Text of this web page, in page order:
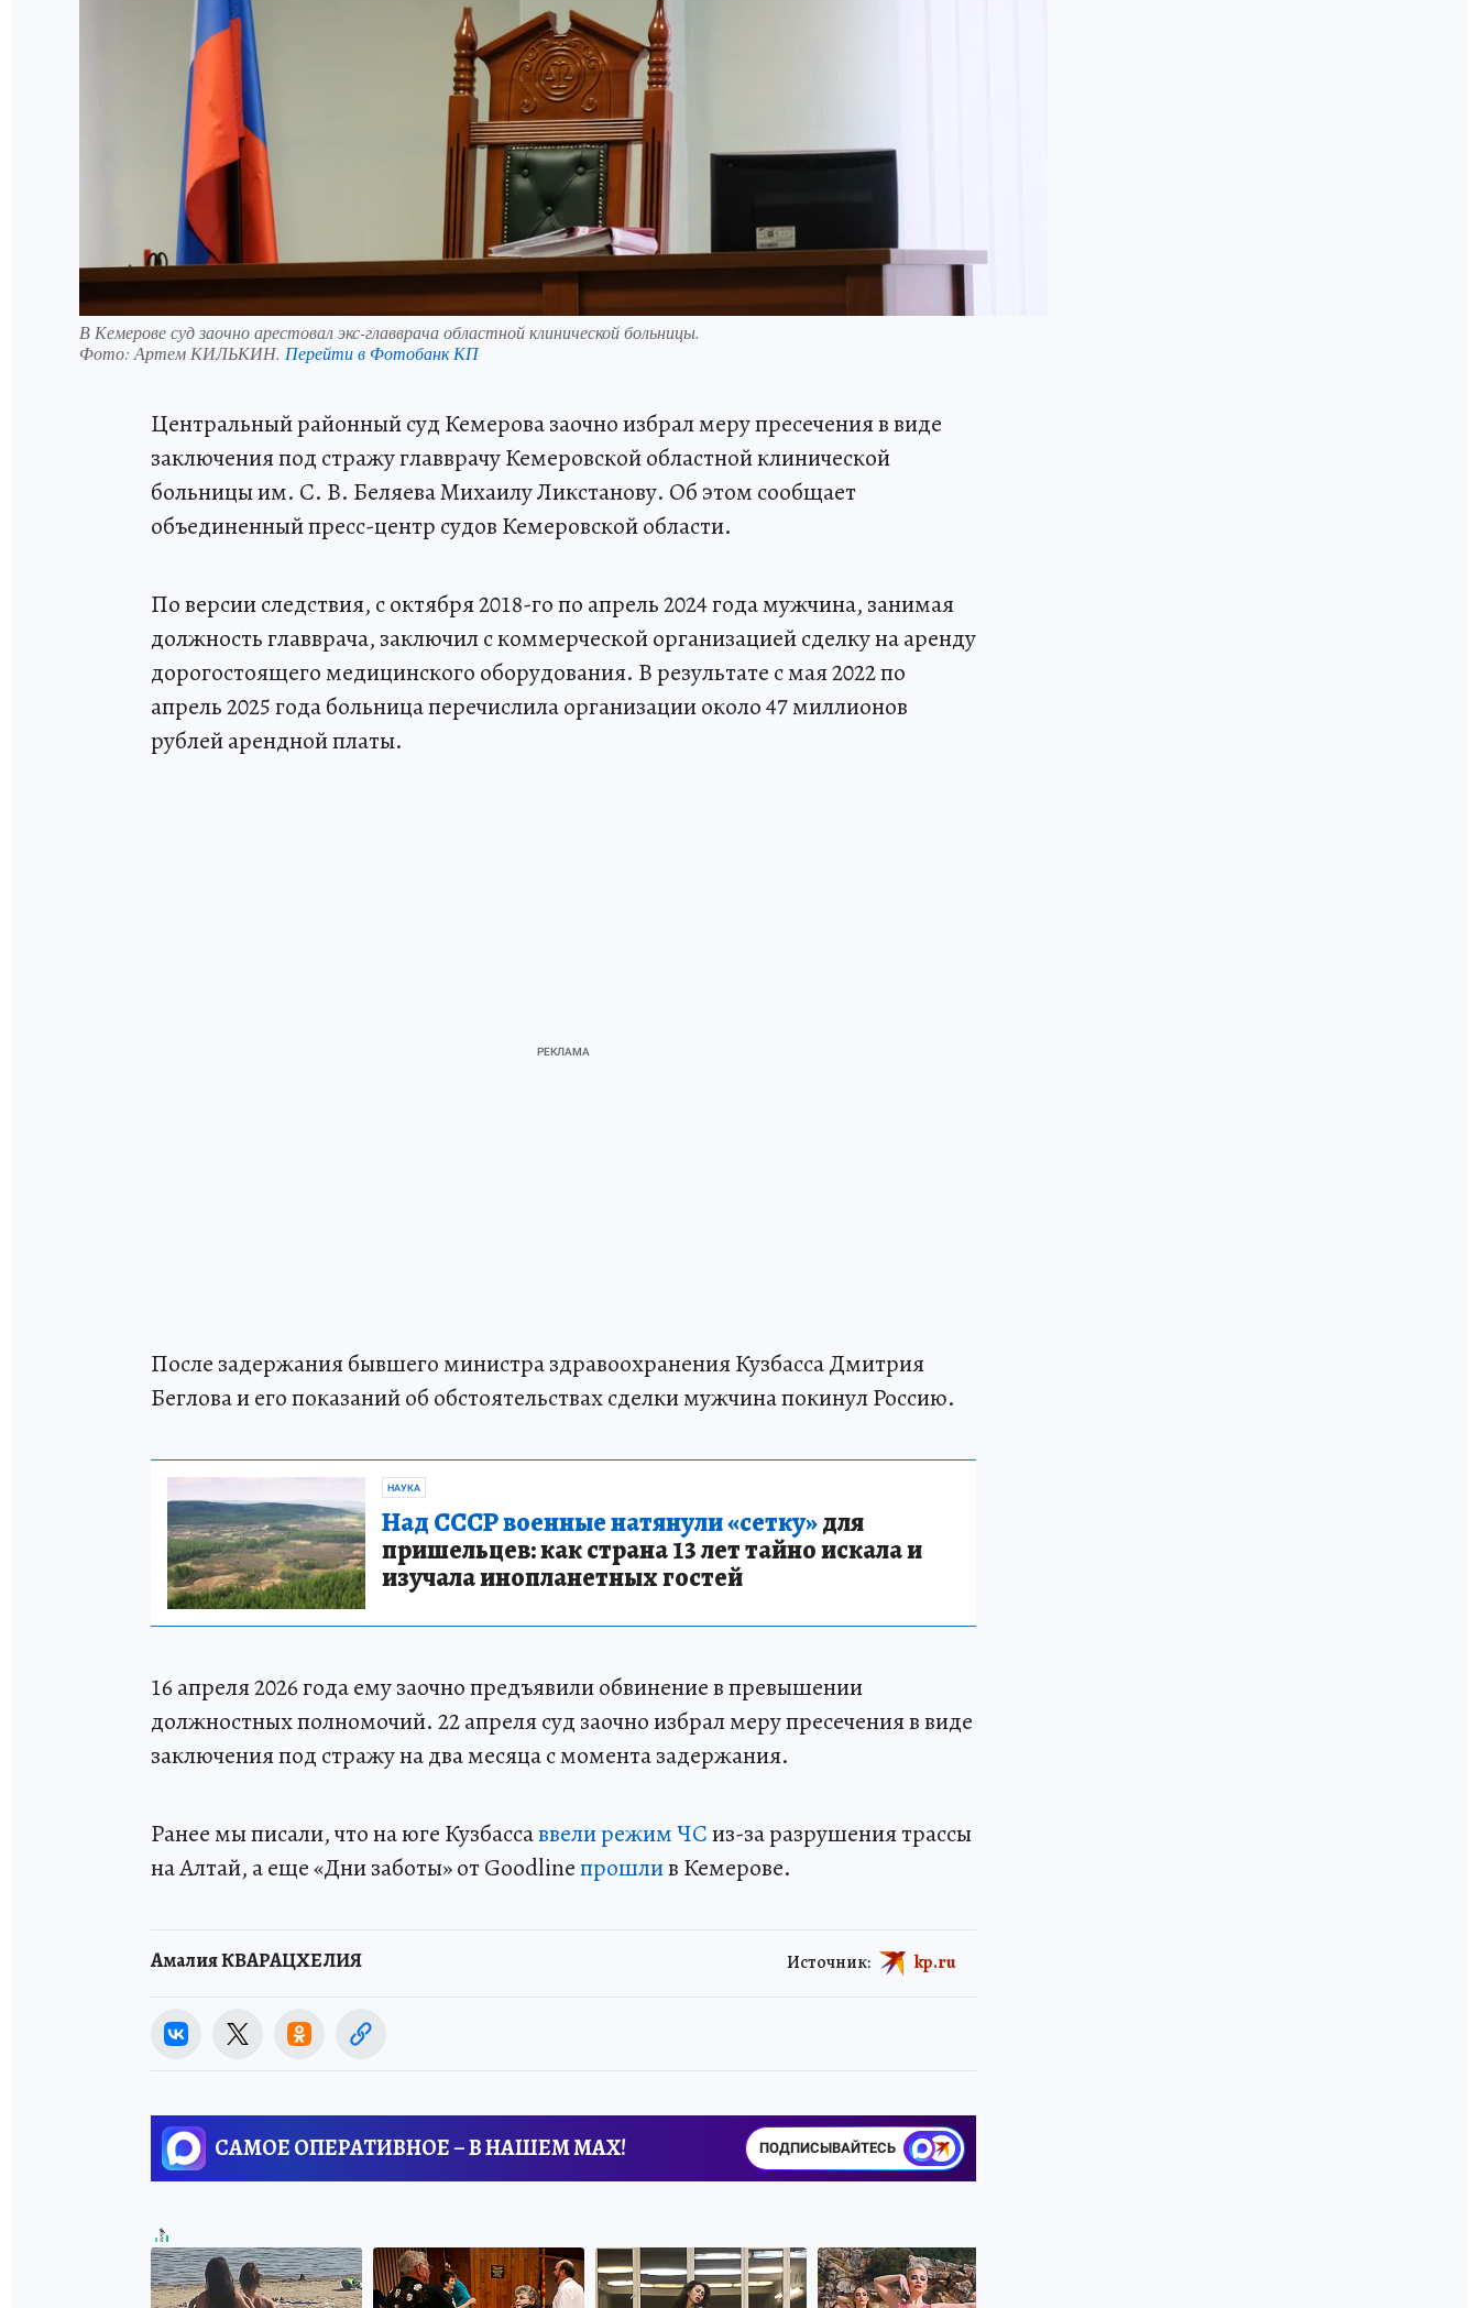
В Кемерове суд заочно арестовал экс-главврача областной клинической больницы.
Фото: Артем КИЛЬКИН. Перейти в Фотобанк КП
Центральный районный суд Кемерова заочно избрал меру пресечения в виде
заключения под стражу главврачу Кемеровской областной клинической
больницы им. С. В. Беляева Михаилу Ликстанову. Об этом сообщает
объединенный пресс-центр судов Кемеровской области.
По версии следствия, с октября 2018-го по апрель 2024 года мужчина, занимая
должность главврача, заключил с коммерческой организацией сделку на аренду
дорогостоящего медицинского оборудования. В результате с мая 2022 по
апрель 2025 года больница перечислила организации около 47 миллионов
рублей арендной платы.
После задержания бывшего министра здравоохранения Кузбасса Дмитрия
Беглова и его показаний об обстоятельствах сделки мужчина покинул Россию.
НАУКА
Над СССР военные натянули «сетку»для
пришельцев: как страна 13 лет тайно искала и
изучала инопланетных гостей
16 апреля 2026 года ему заочно предъявили обвинение в превышении
должностных полномочий. 22 апреля суд заочно избрал меру пресечения в виде
заключения под стражу на два месяца с момента задержания.
Ранее мы писали, что на юге Кузбассаввели режим ЧСиз-за разрушения трассы
на Алтай, а еще «Дни заботы» от Goodlineпрошлив Кемерове.
Амалия КВАРАЦХЕЛИЯ Источник: kp.ru
САМОЕ ОПЕРАТИВНОЕ – В НАШЕМ MAX! ПОДПИСЫВАЙТЕСЬ